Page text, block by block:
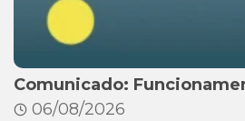
Comunicado:
06/08/2026